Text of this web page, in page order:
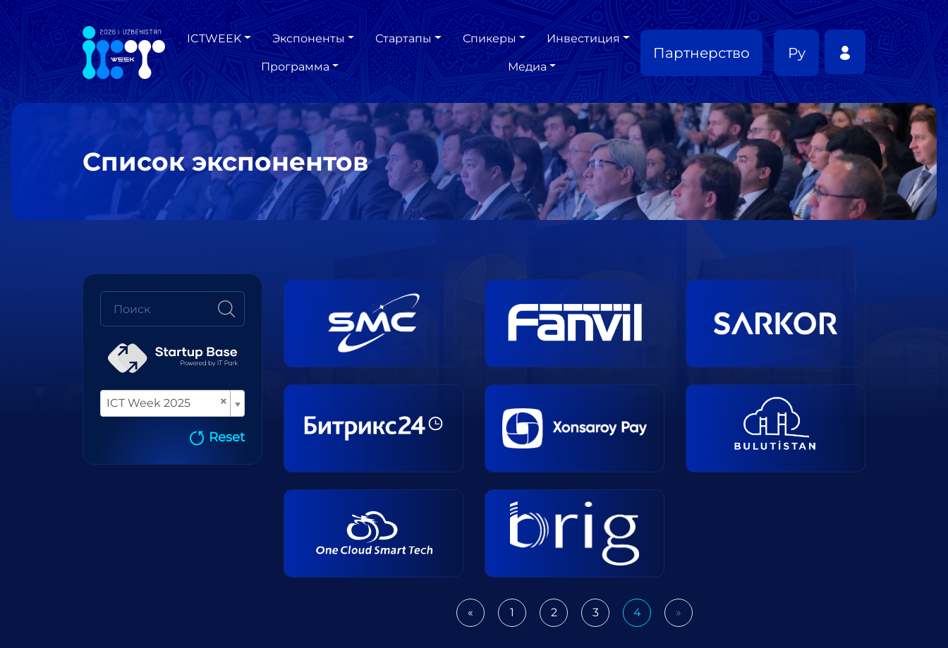
ICTWEEK Экспоненты Стартапы Спикеры Инвестиция
Программа Медиа
Партнерство Ру
Список экспонентов
×
ICT Week 2025
Reset
«Previous1 2 3 4 »Next